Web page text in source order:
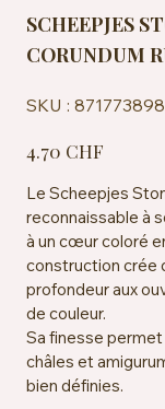
SCHEEPJES
CORUNDUM
SKU : 8717738988082
4.70 CHF
Le Scheepjes
reconnaissable à
à un cœur coloré
construction crée
profondeur aux
de couleur.
Sa finesse
châles et
bien définies.